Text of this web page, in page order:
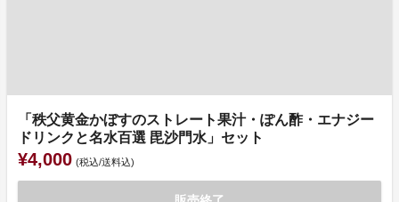
「秩父黄金かぼすのストレート果汁・ぽん酢・エナジー
ドリンクと名水百選 毘沙門水」セット
¥4,000 (税込/送料込)